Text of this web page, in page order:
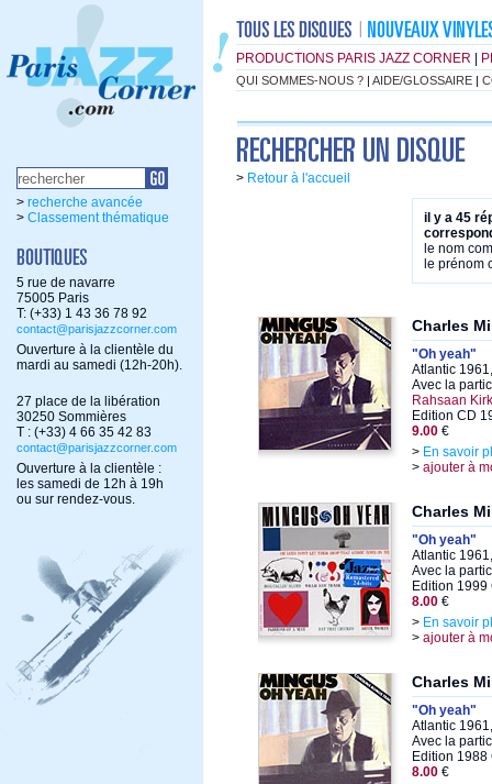
PRODUCTIONS PARIS JAZZ CORNER
QUI SOMMES-NOUS ? | AIDE/GLOSSAIRE |
> recherche avancée
> Classement thématique
5 rue de navarre
75005 Paris
T: (+33) 1 43 36 78 92
contact@parisjazzcorner.com
Ouverture à la clientèle du
mardi au samedi (12h-20h).
27 place de la libération
30250 Sommières
T : (+33) 4 66 35 42 83
contact@parisjazzcorner.com
Ouverture à la clientèle :
les samedi de 12h à 19h
ou sur rendez-vous.
> Retour à l'accueil
il y a 45
le nom
le prénom
Charles
"Oh yeah"
Atlantic
Avec la
Rahsaan Kirk
Edition CD
9.00 €
> En savoir
> ajouter à
Charles
"Oh yeah"
Atlantic
Avec la
Edition 1999
8.00 €
> En savoir
> ajouter à
Charles
"Oh yeah"
Atlantic
Avec la
Edition 1988
8.00 €